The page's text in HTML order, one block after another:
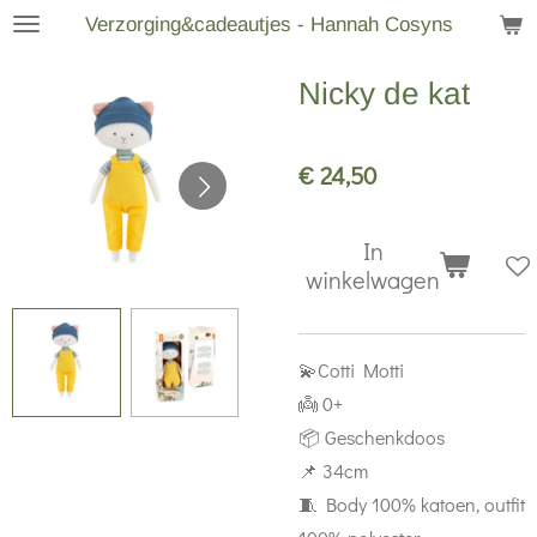
Ga
hoofdinhoud
Verzorging&cadeautjes - Hannah Cosyns
Nicky de kat
€ 24,50
In
winkelwagen
💫Cotti Motti
👼 0+
📦 Geschenkdoos
📌 34cm
🧵 Body 100% katoen, outfit